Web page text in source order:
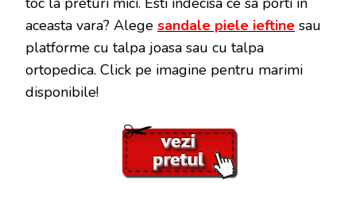
aceasta vara? Alege sandale piele ieftine sau
platforme cu talpa joasa sau cu talpa
ortopedica. Click pe imagine pentru marimi
disponibile!